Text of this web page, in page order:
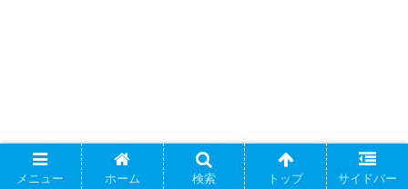
メニュー ホーム 検索 トップ サイドバー